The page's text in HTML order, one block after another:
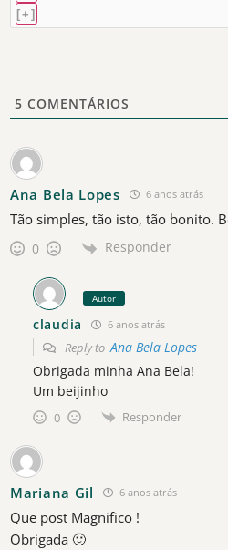
[+]
5 COMENTÁRIOS
Ana Bela Lopes 6 anos atrás
Tão simples, tão isto, tão bonito.
0 Responder
Autor
claudia 6 anos atrás
Reply toAna Bela Lopes
Obrigada minha Ana Bela!
Um beijinho
0 Responder
Mariana Gil 6 anos atrás
Que post Magnifico !
Obrigada 🙂